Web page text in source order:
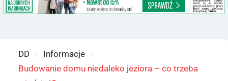
DD
Informacje
Budowanie domu niedaleko jeziora – co trzeba